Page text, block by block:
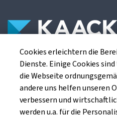
Die Kaack Terminhandel GmbH
Finanzdienstleistungsinstitut
Agrarterminbörsen.
Cookies erleichtern die
Dienste. Einige Cookies
die Webseite
andere uns helfen unseren
verbessern und
werden u.a. für die